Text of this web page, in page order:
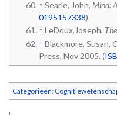
↑ Searle, John, Mind:
0195157338)
↑ LeDoux,Joseph,
↑ Blackmore, Susan,
Press, Nov 2005. (
Categorieën:
'